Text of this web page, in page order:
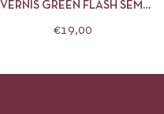
VERNIS GREEN FLASH SEMI
MANUCURIST
€19,00